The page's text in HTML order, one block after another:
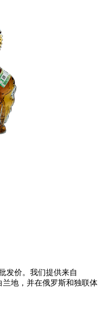
发价。我们提供来自
兰地，并在俄罗斯和独联体